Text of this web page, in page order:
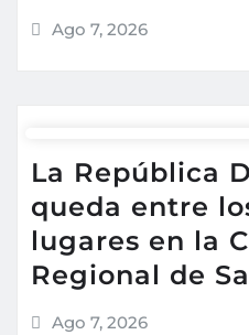
Ago 7, 2026
La República
queda entre
lugares en la
Regional de
Ago 7, 2026